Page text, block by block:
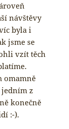
návštěvy
byla i
jsme se
vzít těch
omamně
z
konečně
:-).